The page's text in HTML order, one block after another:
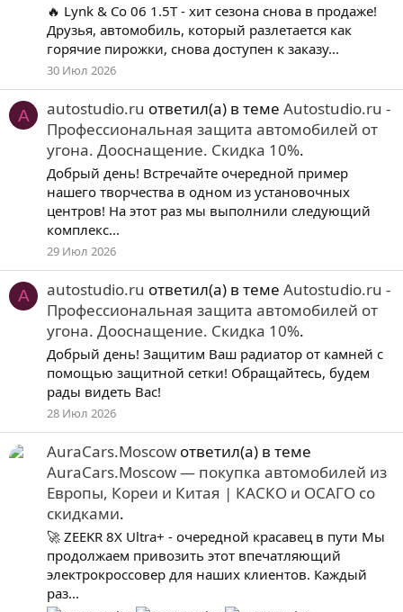
🔥 Lynk & Co 06 1.5T - хит сезона снова в продаже!
Друзья, автомобиль, который разлетается как
горячие пирожки, снова доступен к заказу...
30 Июл 2026
A autostudio.ru ответил(а) в теме Autostudio.ru -
Профессиональная защита автомобилей от
угона. Дооснащение. Скидка 10%.
Добрый день! Встречайте очередной пример
нашего творчества в одном из установочных
центров! На этот раз мы выполнили следующий
комплекс...
29 Июл 2026
A autostudio.ru ответил(а) в теме Autostudio.ru -
Профессиональная защита автомобилей от
угона. Дооснащение. Скидка 10%.
Добрый день! Защитим Ваш радиатор от камней с
помощью защитной сетки! Обращайтесь, будем
рады видеть Вас!
28 Июл 2026
AuraCars.Moscow ответил(а) в теме
AuraCars.Moscow — покупка автомобилей из
Европы, Кореи и Китая | КАСКО и ОСАГО со
скидками.
🚀 ZEEKR 8X Ultra+ - очередной красавец в пути Мы
продолжаем привозить этот впечатляющий
электрокроссовер для наших клиентов. Каждый
раз...